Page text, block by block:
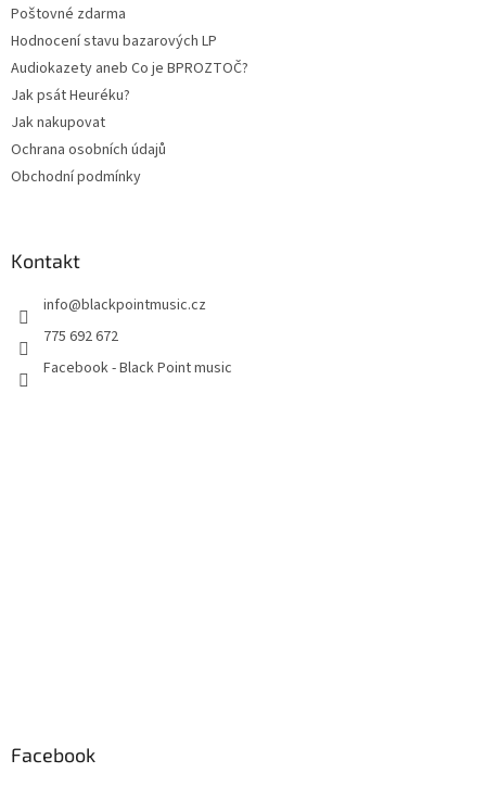
Poštovné zdarma
Hodnocení stavu bazarových LP
Audiokazety aneb Co je BPROZTOČ?
Jak psát Heuréku?
Jak nakupovat
Ochrana osobních údajů
Obchodní podmínky
Kontakt
info@blackpointmusic.cz
775 692 672
Facebook - Black Point music
Facebook